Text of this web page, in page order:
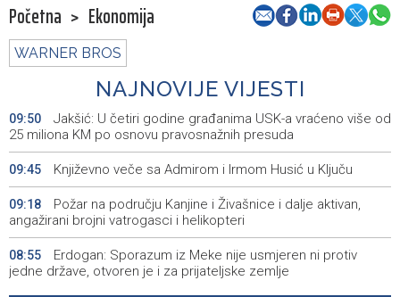
Početna > Ekonomija
WARNER BROS
NAJNOVIJE VIJESTI
09:50
Jakšić: U četiri godine građanima USK-a vraćeno više od
25 miliona KM po osnovu pravosnažnih presuda
09:45 Književno veče sa Admirom i Irmom Husić u Ključu
09:18
Požar na području Kanjine i Živašnice i dalje aktivan,
angažirani brojni vatrogasci i helikopteri
08:55
Erdogan: Sporazum iz Meke nije usmjeren ni protiv
jedne države, otvoren je i za prijateljske zemlje